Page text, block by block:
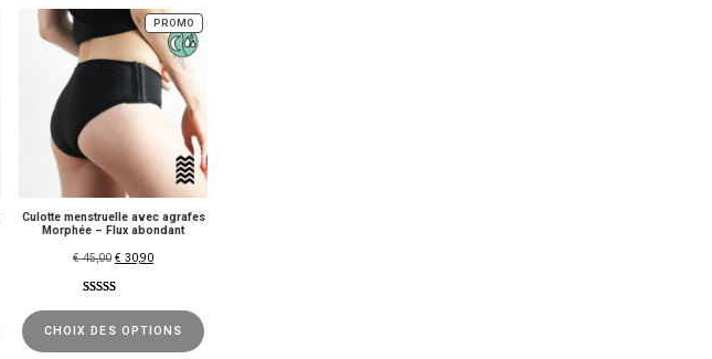
PROMO
Culotte menstruelle avec agrafes
Morphée – Flux abondant
€45,00 € 30,90
CHOIX DES OPTIONS